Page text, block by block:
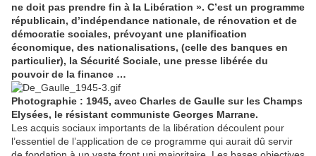
ne doit pas prendre fin à la Libération ». C’est un programme
républicain, d’indépendance nationale, de rénovation et de
démocratie sociales, prévoyant une planification
économique, des nationalisations, (celle des banques en
particulier), la Sécurité Sociale, une presse libérée du
pouvoir de la finance …
Photographie : 1945, avec Charles de Gaulle sur les Champs
Elysées, le résistant communiste Georges Marrane.
Les acquis sociaux importants de la libération découlent pour
l’essentiel de l’application de ce programme qui aurait dû servir